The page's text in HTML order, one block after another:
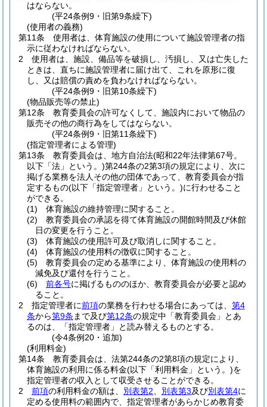
はならない。
(平24条例9・旧第9条繰下)
(使用者の義務)
第11条
使用者は、体育施設の使用について施設管理者の指
示に従わなければならない。
2
使用者は、施設、備品等を破損し、汚損し、又は亡失した
ときは、直ちに施設管理者に届け出て、これを原形に復
し、又は賠償の責めを負わなければならない。
(平24条例9・旧第10条繰下)
(物品販売等の禁止)
第12条
教育委員会の許可なくして、施設内において物品の
販売その他の商行為をしてはならない。
(平24条例9・旧第11条繰下)
(指定管理者による管理)
第13条
教育委員会は、地方自治法(昭和22年法律第67号。
以下「法」という。)第244条の2第3項の規定により、次に
掲げる業務を法人その他の団体であって、教育委員会が指
定するもの(以下「指定管理者」という。)に行わせること
ができる。
(1)
体育施設の維持管理に関すること。
(2)
教育委員会の承認を得て体育施設の開館時間及び休館
日の変更を行うこと。
(3)
体育施設の使用許可及び取消しに関すること。
(4)
体育施設の使用料の徴収に関すること。
(5)
教育委員会の定める基準により、体育施設の使用料の
減免及び還付を行うこと。
(6)
前各号に掲げるもののほか、教育委員会が必要と認め
ること。
2
指定管理者に前項の業務を行わせる場合にあっては、 第4
条から第9条 まで及び第12条の規定中「教育委員会」とあ
るのは、「指定管理者」と読み替えるものとする。
(令4条例20・追加)
(利用料金)
第14条
教育委員会は、法第244条の2第8項の規定により、
体育施設の利用に係る料金(以下「利用料金」という。)を
指定管理者の収入として収受させることができる。
2
前項の利用料金の額は、 別表第2 別表第3及び別表第4に
定める使用料の範囲内で、指定管理者があらかじめ教育委